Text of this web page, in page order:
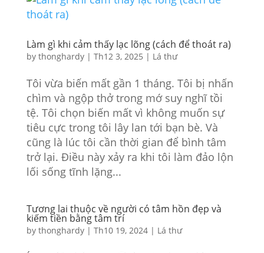
Làm gì khi cảm thấy lạc lõng (cách để thoát ra)
by thonghardy| Th12 3, 2025 | Lá thư
Tôi vừa biến mất gần 1 tháng. Tôi bị nhấn
chìm và ngộp thở trong mớ suy nghĩ tồi
tệ. Tôi chọn biến mất vì không muốn sự
tiêu cực trong tôi lây lan tới bạn bè. Và
cũng là lúc tôi cần thời gian để bình tâm
trở lại. Điều này xảy ra khi tôi làm đảo lộn
lối sống tĩnh lặng...
Tương lai thuộc về người có tâm hồn đẹp và
kiếm tiền bằng tâm trí
by thonghardy| Th10 19, 2024| Lá thư